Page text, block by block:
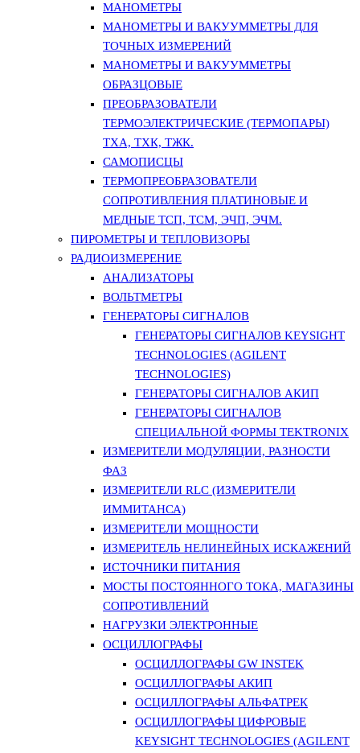
МАНОМЕТРЫ
МАНОМЕТРЫ И ВАКУУММЕТРЫ ДЛЯ
ТОЧНЫХ ИЗМЕРЕНИЙ
МАНОМЕТРЫ И ВАКУУММЕТРЫ
ОБРАЗЦОВЫЕ
ПРЕОБРАЗОВАТЕЛИ
ТЕРМОЭЛЕКТРИЧЕСКИЕ (ТЕРМОПАРЫ)
ТХА, ТХК, ТЖК.
САМОПИСЦЫ
ТЕРМОПРЕОБРАЗОВАТЕЛИ
СОПРОТИВЛЕНИЯ ПЛАТИНОВЫЕ И
МЕДНЫЕ ТСП, ТСМ, ЭЧП, ЭЧМ.
ПИРОМЕТРЫ И ТЕПЛОВИЗОРЫ
РАДИОИЗМЕРЕНИЕ
АНАЛИЗАТОРЫ
ВОЛЬТМЕТРЫ
ГЕНЕРАТОРЫ СИГНАЛОВ
ГЕНЕРАТОРЫ СИГНАЛОВ KEYSIGHT
TECHNOLOGIES (AGILENT
TECHNOLOGIES)
ГЕНЕРАТОРЫ СИГНАЛОВ АКИП
ГЕНЕРАТОРЫ СИГНАЛОВ
СПЕЦИАЛЬНОЙ ФОРМЫ TEKTRONIX
ИЗМЕРИТЕЛИ МОДУЛЯЦИИ, РАЗНОСТИ
ФАЗ
ИЗМЕРИТЕЛИ RLC (ИЗМЕРИТЕЛИ
ИММИТАНСА)
ИЗМЕРИТЕЛИ МОЩНОСТИ
ИЗМЕРИТЕЛЬ НЕЛИНЕЙНЫХ ИСКАЖЕНИЙ
ИСТОЧНИКИ ПИТАНИЯ
МОСТЫ ПОСТОЯННОГО ТОКА, МАГАЗИНЫ
СОПРОТИВЛЕНИЙ
НАГРУЗКИ ЭЛЕКТРОННЫЕ
ОСЦИЛЛОГРАФЫ
ОСЦИЛЛОГРАФЫ GW INSTEK
ОСЦИЛЛОГРАФЫ АКИП
ОСЦИЛЛОГРАФЫ АЛЬФАТРЕК
ОСЦИЛЛОГРАФЫ ЦИФРОВЫЕ
KEYSIGHT TECHNOLOGIES (AGILENT